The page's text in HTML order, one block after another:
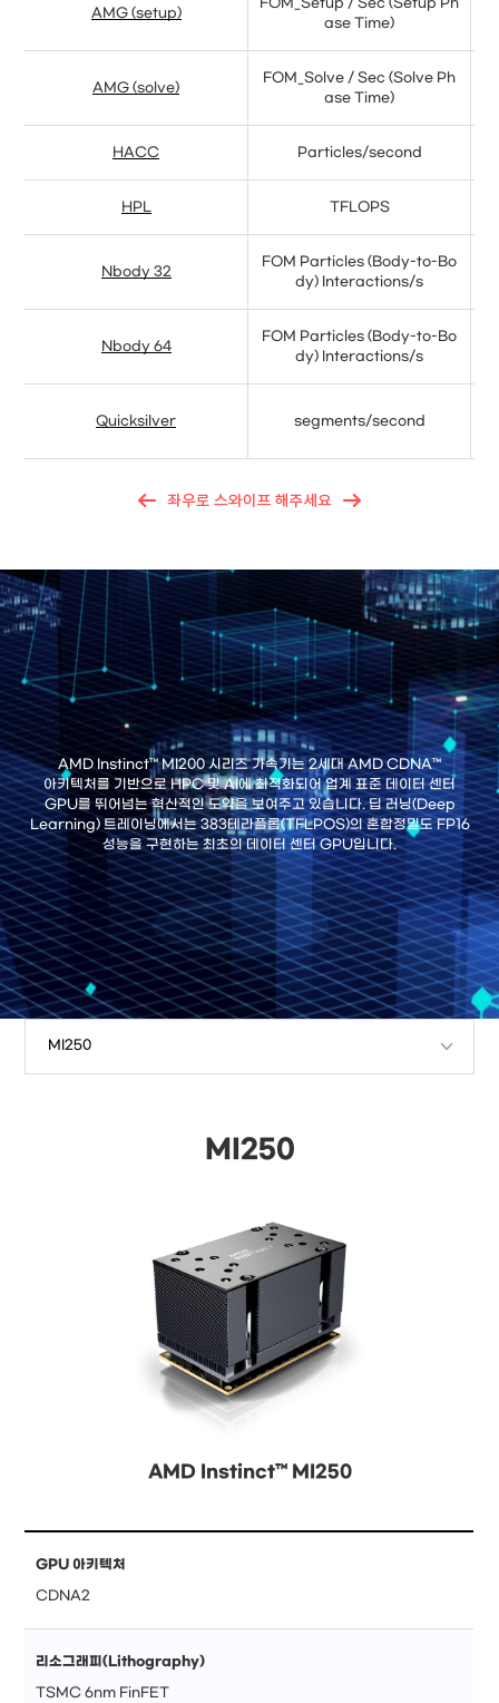
AMG (setup)
FOM_Setup / Sec (Setup Ph
ase Time)
AMG (solve)
FOM_Solve / Sec (Solve Ph
ase Time)
HACC Particles/second
HPL TFLOPS
Nbody 32
FOM Particles (Body-to-Bo
dy) Interactions/s
Nbody 64
FOM Particles (Body-to-Bo
dy) Interactions/s
Quicksilver segments/second
AMD Instinct™ MI200 시리즈 가속기는 2세대 AMD CDNA™
아키텍처를 기반으로 HPC 및 AI에 최적화되어 업계 표준 데이터 센터
GPU를 뛰어넘는 혁신적인 도약을 보여주고 있습니다. 딥 러닝(Deep
Learning) 트레이닝에서는 383테라플롭(TFLPOS)의 혼합정밀도 FP16
성능을 구현하는 최초의 데이터 센터 GPU입니다.
MI250
AMD Instinct™ MI250
GPU 아키텍처
CDNA2
리소그래피(Lithography)
TSMC 6nm FinFET